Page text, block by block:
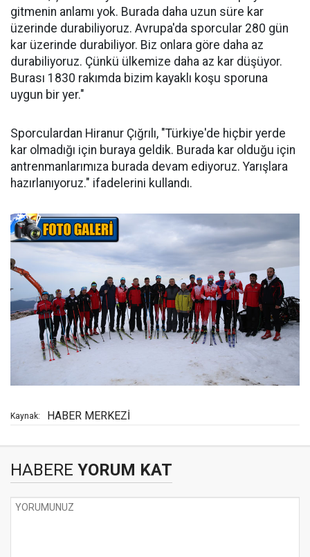
gitmenin anlamı yok. Burada daha uzun süre kar
üzerinde durabiliyoruz. Avrupa'da sporcular 280 gün
kar üzerinde durabiliyor. Biz onlara göre daha az
durabiliyoruz. Çünkü ülkemize daha az kar düşüyor.
Burası 1830 rakımda bizim kayaklı koşu sporuna
uygun bir yer."
Sporculardan Hiranur Çığrılı, "Türkiye'de hiçbir yerde
kar olmadığı için buraya geldik. Burada kar olduğu için
antrenmanlarımıza burada devam ediyoruz. Yarışlara
hazırlanıyoruz." ifadelerini kullandı.
Kaynak: HABER MERKEZİ
HABERE YORUM KAT